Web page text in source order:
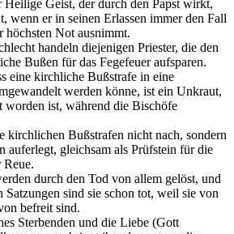
Heilige Geist, der durch den Papst wirkt,
wenn er in seinen Erlassen immer den Fall
höchsten Not ausnimmt.
handeln diejenigen Priester, die den
Bußen für das Fegefeuer aufsparen.
eine kirchliche Bußstrafe in eine
werden könne, ist ein Unkraut,
worden ist, während die Bischöfe
kirchlichen Bußstrafen nicht nach, sondern
auferlegt, gleichsam als Prüfstein für die
durch den Tod von allem gelöst, und
sind sie schon tot, weil sie von
befreit sind.
Sterbenden und die Liebe (Gott